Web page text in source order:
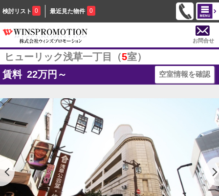
検討リスト 0 最近見た物件 0
お問合せ
ヒューリック浅草一丁目（5室）
賃料 22万円～ 空室情報を確認